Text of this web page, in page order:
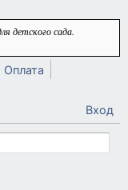
детского сада.
Оплата
Вход